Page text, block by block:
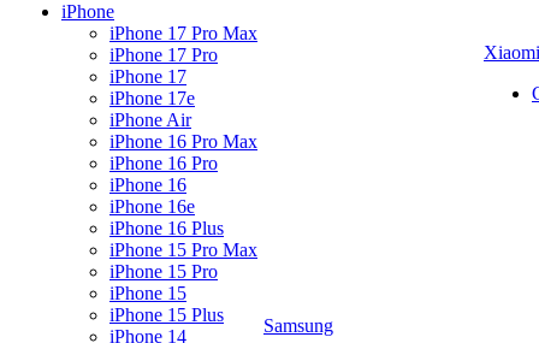
iPhone
iPhone 17 Pro Max
iPhone 17 Pro
iPhone 17
iPhone 17e
iPhone Air
iPhone 16 Pro Max
iPhone 16 Pro
iPhone 16
iPhone 16e
iPhone 16 Plus
iPhone 15 Pro Max
iPhone 15 Pro
iPhone 15
iPhone 15 Plus
iPhone 14
Samsung
Xiaomi